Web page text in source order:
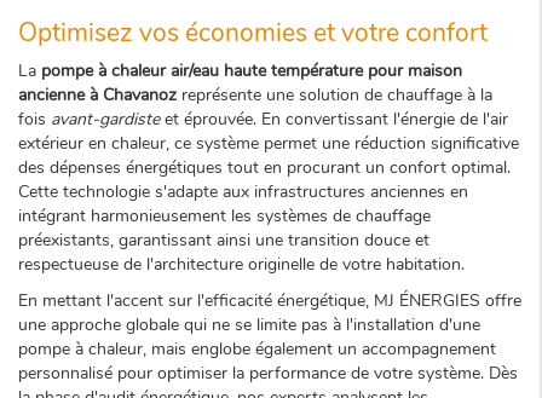
Optimisez vos économies et votre confort
La pompe à chaleur air/eau haute température pour maison
ancienne à Chavanoz représente une solution de chauffage à la
fois avant-gardisteet éprouvée. En convertissant l'énergie de l'air
extérieur en chaleur, ce système permet une réduction significative
des dépenses énergétiques tout en procurant un confort optimal.
Cette technologie s'adapte aux infrastructures anciennes en
intégrant harmonieusement les systèmes de chauffage
préexistants, garantissant ainsi une transition douce et
respectueuse de l'architecture originelle de votre habitation.
En mettant l'accent sur l'efficacité énergétique, MJ ÉNERGIES offre
une approche globale qui ne se limite pas à l'installation d'une
pompe à chaleur, mais englobe également un accompagnement
personnalisé pour optimiser la performance de votre système. Dès